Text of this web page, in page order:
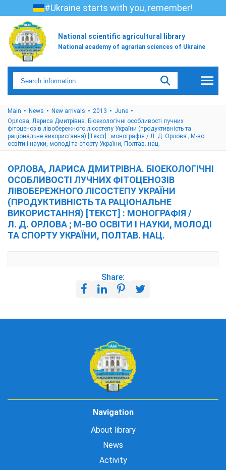
#Ukraine starts with you, remember!
National scientific agricultural library
National academy of agrarian sciences of Ukraine
Main News New arrivals 2013
June
Орлова, Лариса Дмитрівна. Біоекологічні особливості лучних
фітоценозів лівобережного лісостепу України (продуктивність та
раціональне використання) [Текст] : монографія / Л. Д. Орлова ; М-во
освіти і науки, молоді та спорту України, Полтав. нац.
ОРЛОВА, ЛАРИСА ДМИТРІВНА. БІОЕКОЛОГІЧНІ
ОСОБЛИВОСТІ ЛУЧНИХ ФІТОЦЕНОЗІВ
ЛІВОБЕРЕЖНОГО ЛІСОСТЕПУ УКРАЇНИ
(ПРОДУКТИВНІСТЬ ТА РАЦІОНАЛЬНЕ
ВИКОРИСТАННЯ) [ТЕКСТ] : МОНОГРАФІЯ /
Л. Д. ОРЛОВА ; М-ВО ОСВІТИ І НАУКИ, МОЛОДІ
ТА СПОРТУ УКРАЇНИ, ПОЛТАВ. НАЦ.
Share:
Navigation
About library
News
Activity